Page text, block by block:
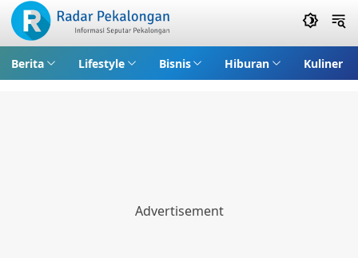
Berita Lifestyle Bisnis Hiburan Kuliner